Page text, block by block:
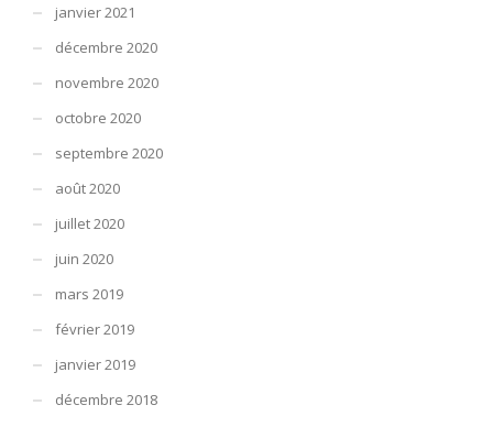
janvier 2021
décembre 2020
novembre 2020
octobre 2020
septembre 2020
août 2020
juillet 2020
juin 2020
mars 2019
février 2019
janvier 2019
décembre 2018